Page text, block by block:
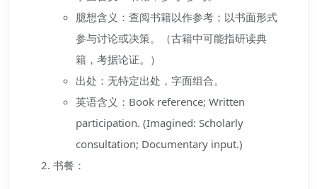
臆想含义：查阅书籍以作参考；以书面形式
参与讨论或决策。（古籍中可能指研读典
籍，考据论证。）
出处：无特定出处，字面组合。
英语含义：Book reference; Written
participation. (Imagined: Scholarly
consultation; Documentary input.)
书餐：